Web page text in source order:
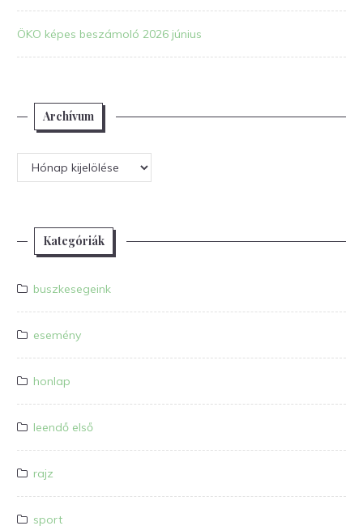
ÖKO képes beszámoló 2026 június
Archívum
Archívum
Kategóriák
buszkesegeink
esemény
honlap
leendő első
rajz
sport